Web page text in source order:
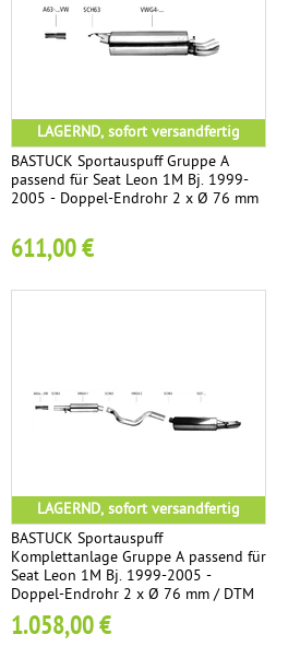
LAGERND, sofort versandfertig
BASTUCK Sportauspuff Gruppe A
passend für Seat Leon 1M Bj. 1999-
2005 - Doppel-Endrohr 2 x Ø 76 mm
611,00 €
LAGERND, sofort versandfertig
BASTUCK Sportauspuff
Komplettanlage Gruppe A passend für
Seat Leon 1M Bj. 1999-2005 -
Doppel-Endrohr 2 x Ø 76 mm / DTM
1.058,00 €